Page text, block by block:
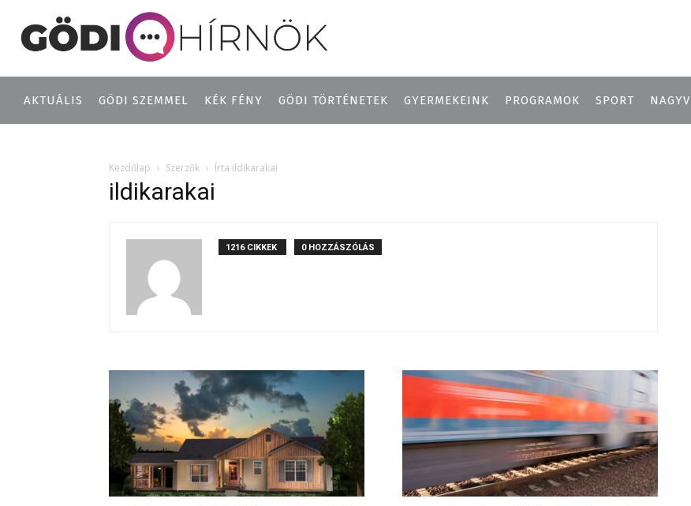
AKTUÁLIS GÖDI SZEMMEL KÉK FÉNY GÖDI TÖRTÉNETEK GYERMEKEINK PROGRAMOK SPORT
Kezdőlap Szerzők Írta ildikarakai
ildikarakai
1216 CIKKEK 0 HOZZÁSZÓLÁS